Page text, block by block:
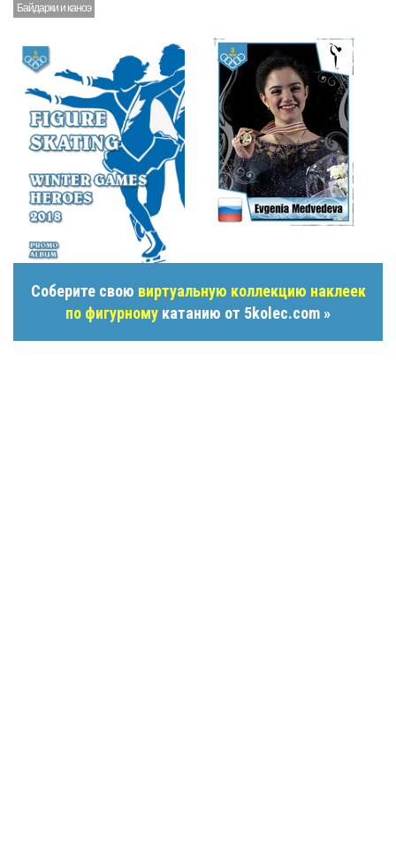
Байдарки и каноэ
Соберите свою виртуальную коллекцию наклеек
по фигурному катанию от 5kolec.com »